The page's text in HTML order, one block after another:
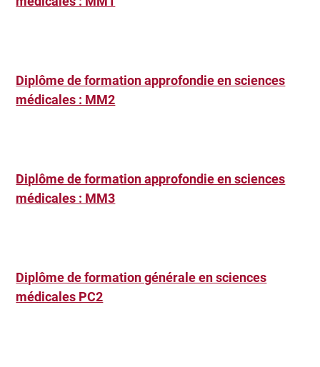
Diplôme de formation approfondie en sciences
médicales : MM2
Diplôme de formation approfondie en sciences
médicales : MM3
Diplôme de formation générale en sciences
médicales PC2